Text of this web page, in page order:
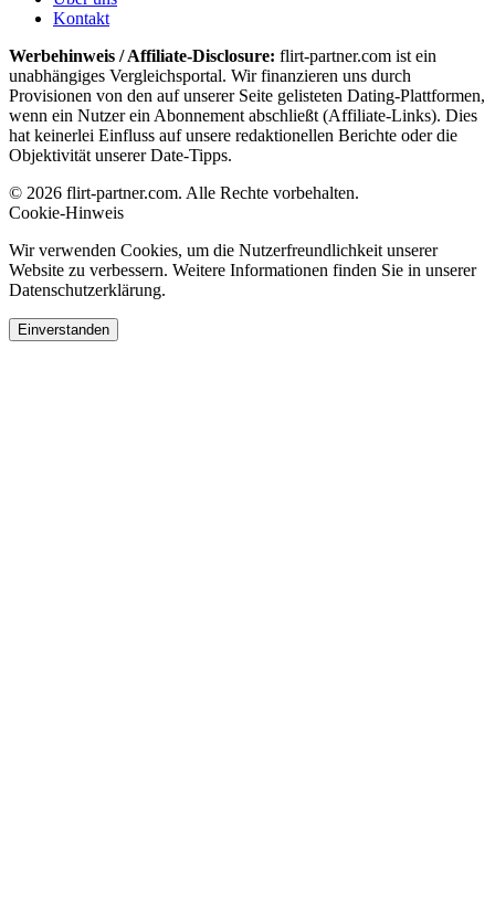
Kontakt
Werbehinweis / Affiliate-Disclosure: flirt-partner.com ist ein
unabhängiges Vergleichsportal. Wir finanzieren uns durch
Provisionen von den auf unserer Seite gelisteten Dating-Plattformen,
wenn ein Nutzer ein Abonnement abschließt (Affiliate-Links). Dies
hat keinerlei Einfluss auf unsere redaktionellen Berichte oder die
Objektivität unserer Date-Tipps.
© 2026 flirt-partner.com. Alle Rechte vorbehalten.
Cookie-Hinweis
Wir verwenden Cookies, um die Nutzerfreundlichkeit unserer
Website zu verbessern. Weitere Informationen finden Sie in unserer
Datenschutzerklärung.
Einverstanden